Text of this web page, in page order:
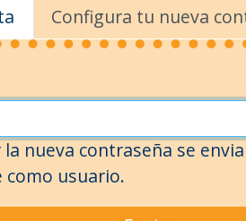
Configura tu nueva
nueva contraseña se
usuario.